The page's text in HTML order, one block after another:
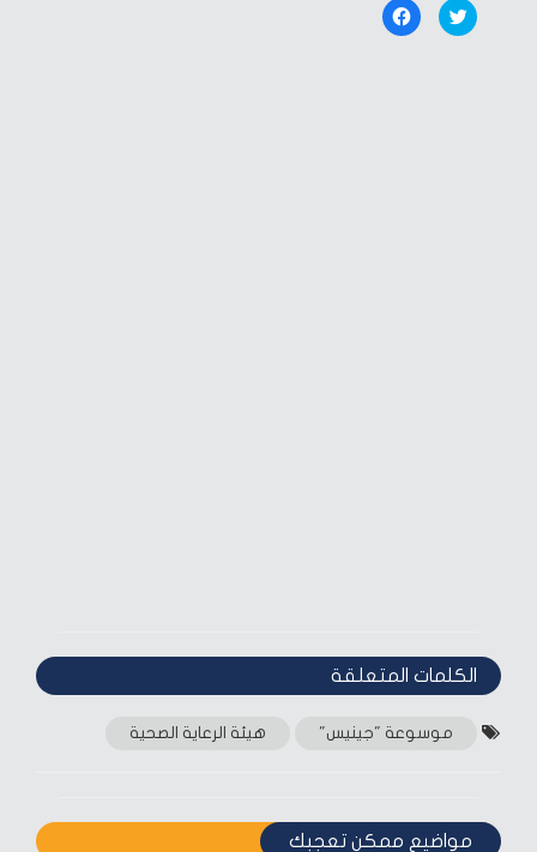
Click
to
share
Click
to
الكلمات المتعلقة‎
موسوعة "جينيس" هيئة الرعاية الصحية
مواضيع ممكن تعجبك